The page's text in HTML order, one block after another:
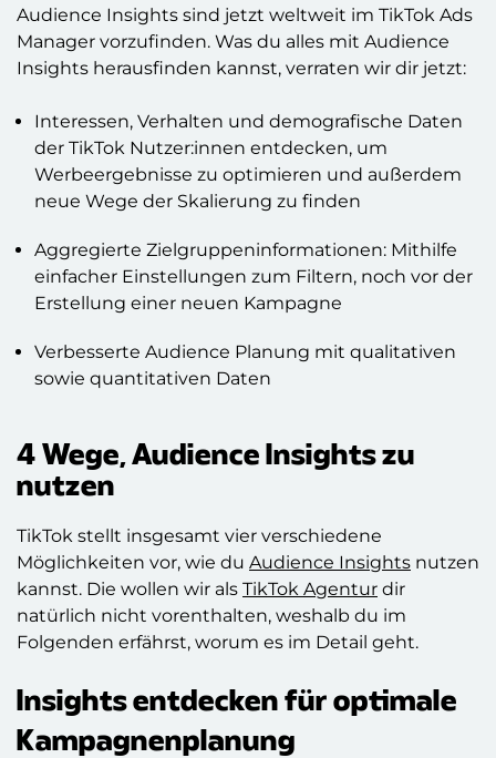
Audience Insights sind jetzt weltweit im TikTok Ads
Manager vorzufinden. Was du alles mit Audience
Insights herausfinden kannst, verraten wir dir jetzt:
Interessen, Verhalten und demografische Daten
der TikTok Nutzer:innen entdecken, um
Werbeergebnisse zu optimieren und außerdem
neue Wege der Skalierung zu finden
Aggregierte Zielgruppeninformationen: Mithilfe
einfacher Einstellungen zum Filtern, noch vor der
Erstellung einer neuen Kampagne
Verbesserte Audience Planung mit qualitativen
sowie quantitativen Daten
4 Wege, Audience Insights zu
nutzen
TikTok stellt insgesamt vier verschiedene
Möglichkeiten vor, wie du Audience Insights nutzen
kannst. Die wollen wir als TikTok Agentur dir
natürlich nicht vorenthalten, weshalb du im
Folgenden erfährst, worum es im Detail geht.
Insights entdecken für optimale
Kampagnenplanung